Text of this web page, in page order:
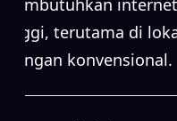
tinggi, terutama di
jaringan konvensional.